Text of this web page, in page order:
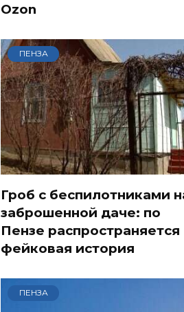
Ozon
ПЕНЗА
Гроб с беспилотниками
заброшенной даче: по
Пензе распространяется
фейковая история
ПЕНЗА